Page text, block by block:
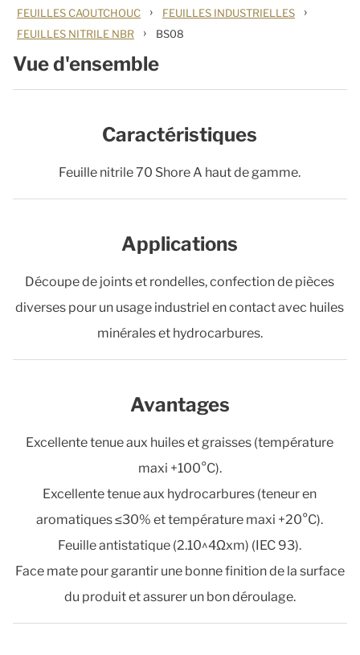
FEUILLES CAOUTCHOUC › FEUILLES INDUSTRIELLES ›
FEUILLES NITRILE NBR › BS08
Vue d'ensemble
Caractéristiques
Feuille nitrile 70 Shore A haut de gamme.
Applications
Découpe de joints et rondelles, confection de pièces
diverses pour un usage industriel en contact avec huiles
minérales et hydrocarbures.
Avantages
Excellente tenue aux huiles et graisses (température
maxi +100°C).
Excellente tenue aux hydrocarbures (teneur en
aromatiques ≤30% et température maxi +20°C).
Feuille antistatique (2.10^4Ωxm) (IEC 93).
Face mate pour garantir une bonne finition de la surface
du produit et assurer un bon déroulage.